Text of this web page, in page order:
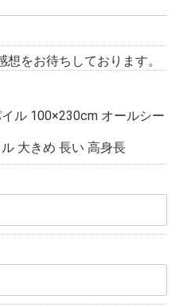
をお待ちしております。
ル 100×230cm オールシー
大きめ 長い 高身長